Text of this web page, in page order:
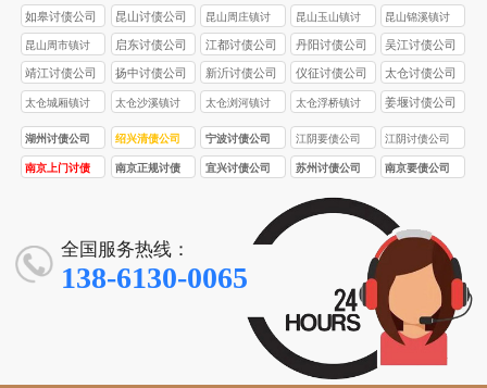
如皋讨债公司 昆山讨债公司
昆山周庄镇讨
债公司
昆山玉山镇讨
债公司
昆山锦溪镇讨
债公司
昆山周市镇讨
债公司
启东讨债公司 江都讨债公司 丹阳讨债公司 吴江讨债公司
靖江讨债公司 扬中讨债公司 新沂讨债公司 仪征讨债公司 太仓讨债公司
太仓城厢镇讨
债公司
太仓沙溪镇讨
债公司
太仓浏河镇讨
债公司
太仓浮桥镇讨
债公司
姜堰讨债公司
湖州讨债公司 绍兴清债公司 宁波讨债公司 江阴要债公司 江阴讨债公司
南京上门讨债
南京正规讨债
宜兴讨债公司 苏州讨债公司 南京要债公司
全国服务热线：
138-6130-0065